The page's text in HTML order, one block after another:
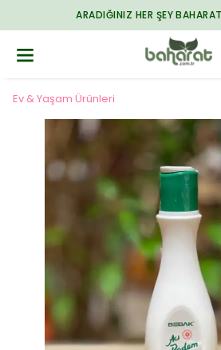
BAHARAT.COM.TR'DE
Ev & Yaşam Ürünleri